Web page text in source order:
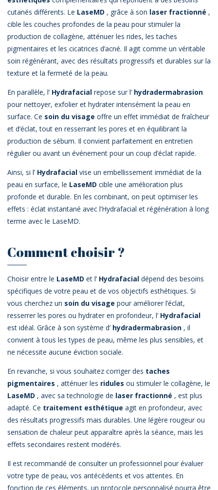
cutanés différents. Le LaseMD , grâce à son laser fractionné ,
cible les couches profondes de la peau pour stimuler la
production de collagène, atténuer les rides, les taches
pigmentaires et les cicatrices d’acné. Il agit comme un véritable
soin régénérant, avec des résultats progressifs et durables sur la
texture et la fermeté de la peau.
En parallèle, l’ Hydrafacial repose sur l’ hydradermabrasion
pour nettoyer, exfolier et hydrater intensément la peau en
surface. Ce soin du visage offre un effet immédiat de fraîcheur
et d’éclat, tout en resserrant les pores et en équilibrant la
production de sébum. Il convient parfaitement en entretien
régulier ou avant un événement pour un coup d’éclat rapide.
Ainsi, si l’ Hydrafacial vise un embellissement immédiat de la
peau en surface, le LaseMD cible une amélioration plus
profonde et durable. En les combinant, on peut optimiser les
effets : éclat instantané avec l’Hydrafacial et régénération à long
terme avec le LaseMD.
Comment choisir ?
Choisir entre le LaseMD et l’ Hydrafacial dépend des besoins
spécifiques de votre peau et de vos objectifs esthétiques. Si
vous cherchez un soin du visage pour améliorer l’éclat,
resserrer les pores ou hydrater en profondeur, l’ Hydrafacial
est idéal. Grâce à son système d’ hydradermabrasion , il
convient à tous les types de peau, même les plus sensibles, et
ne nécessite aucune éviction sociale.
En revanche, si vous souhaitez corriger des taches
pigmentaires , atténuer les ridules ou stimuler le collagène, le
LaseMD , avec sa technologie de laser fractionné , est plus
adapté. Ce traitement esthétique agit en profondeur, avec
des résultats progressifs mais durables. Une légère rougeur ou
sensation de chaleur peut apparaître après la séance, mais les
effets secondaires restent modérés.
Il est recommandé de consulter un professionnel pour évaluer
votre type de peau, vos antécédents et vos attentes. En
fonction de ces éléments, un protocole personnalisé pourra être